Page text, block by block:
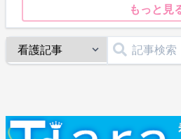
もっと見